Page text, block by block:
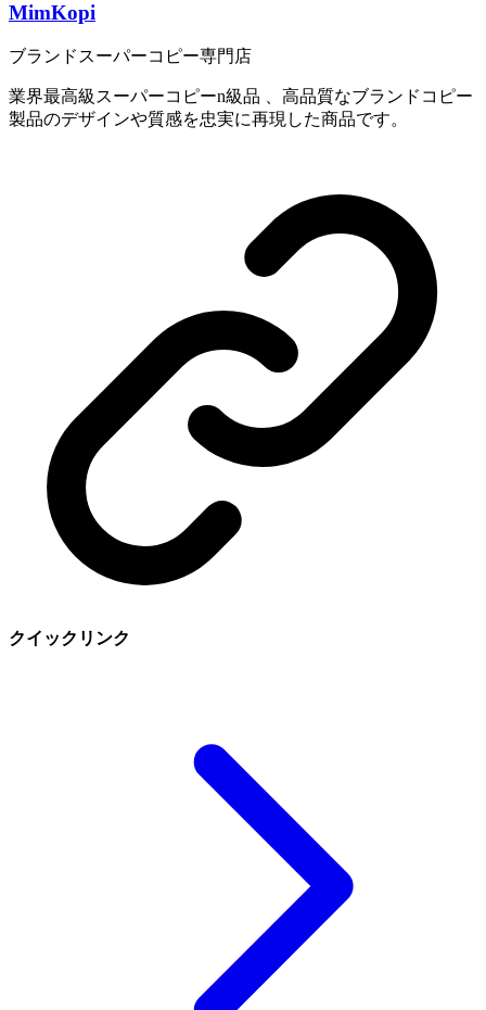
MimKopi
ブランドスーパーコピー専門店
業界最高級スーパーコピーn級品 、高品質なブランドコピー
製品のデザインや質感を忠実に再現した商品です。
クイックリンク